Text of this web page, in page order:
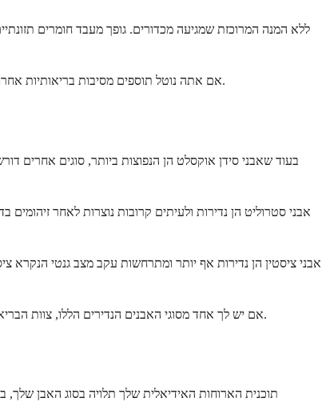
אם אתה נוטל תוספים מסיבות בריאותיות אחרות, חפש צורות שאינן הופכות לאוקסלט בקלות. מומחה הבריאות שלך יכול לעזור לך למצוא חלופות התומכות בבריאותך הכללית מבלי להגביר את הסיכון לאבנים.
בעוד שאבני סידן אוקסלט הן הנפוצות ביותר, סוגים אחרים
אבני סטרוליט הן נדירות ולעיתים קרובות נוצרות לאחר
אם יש לך אחד מסוגי האבנים הנדירים הללו, צוות הבריאות שלך ייתן לך הנחיות ספציפיות המותאמות למצבך. העקרונות הכלליים של הידרציה ואכילה מאוזנת עדיין חלים, אך סביר להניח שתזדקק לאסטרטגיות נוספות.
תוכנית הארוחות האידיאלית שלך תלויה בסוג האבן